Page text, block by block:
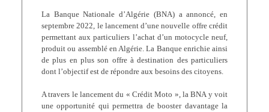
La Banque Nationale d’Algérie (BNA) a annoncé, en
septembre 2022, le lancement d’une nouvelle offre crédit
permettant aux particuliers l’achat d’un motocycle neuf,
produit ou assemblé en Algérie. La Banque enrichie ainsi
de plus en plus son offre à destination des particuliers
dont l’objectif est de répondre aux besoins des citoyens.
A travers le lancement du « Crédit Moto », la BNA y voit
une opportunité qui permettra de booster davantage la